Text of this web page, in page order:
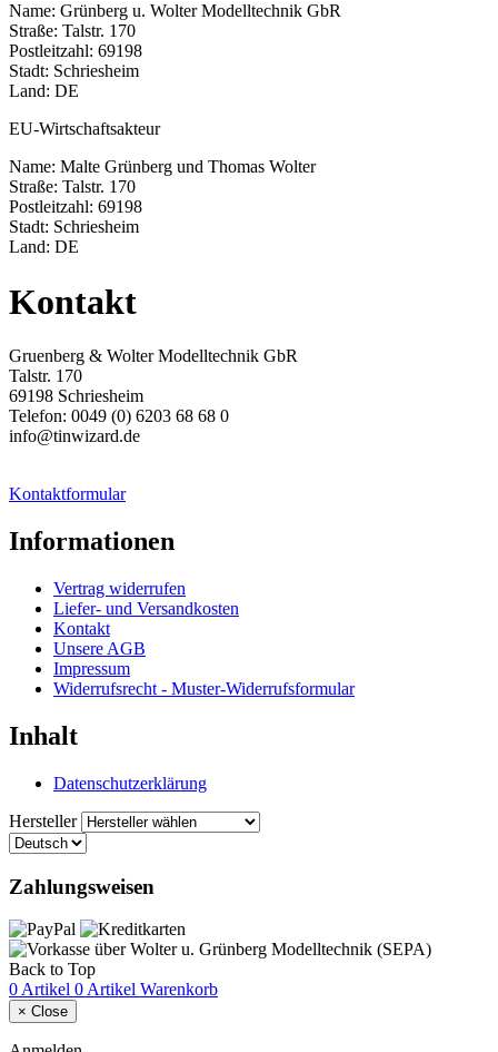
Name: Grünberg u. Wolter Modelltechnik GbR
Straße: Talstr. 170
Postleitzahl: 69198
Stadt: Schriesheim
Land: DE
EU-Wirtschaftsakteur
Name: Malte Grünberg und Thomas Wolter
Straße: Talstr. 170
Postleitzahl: 69198
Stadt: Schriesheim
Land: DE
Kontakt
Gruenberg & Wolter Modelltechnik GbR
Talstr. 170
69198 Schriesheim
Telefon: 0049 (0) 6203 68 68 0
info@tinwizard.de
Kontaktformular
Informationen
Vertrag widerrufen
Liefer- und Versandkosten
Kontakt
Unsere AGB
Impressum
Widerrufsrecht - Muster-Widerrufsformular
Inhalt
Datenschutzerklärung
Hersteller
Zahlungsweisen
Back to Top
0 Artikel 0 Artikel Warenkorb
× Close